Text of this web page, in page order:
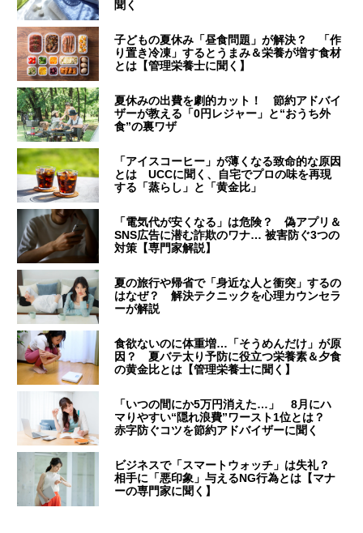
聞く
子どもの夏休み「昼食問題」が解決？ 「作
り置き冷凍」するとうまみ＆栄養が増す食材
とは【管理栄養士に聞く】
夏休みの出費を劇的カット！ 節約アドバイ
ザーが教える「0円レジャー」と“おうち外
食”の裏ワザ
「アイスコーヒー」が薄くなる致命的な原因
とは UCCに聞く、自宅でプロの味を再現
する「蒸らし」と「黄金比」
「電気代が安くなる」は危険？ 偽アプリ＆
SNS広告に潜む詐欺のワナ… 被害防ぐ3つの
対策【専門家解説】
夏の旅行や帰省で「身近な人と衝突」するの
はなぜ？ 解決テクニックを心理カウンセラ
ーが解説
食欲ないのに体重増…「そうめんだけ」が原
因？ 夏バテ太り予防に役立つ栄養素＆夕食
の黄金比とは【管理栄養士に聞く】
「いつの間にか5万円消えた…」 8月にハ
マりやすい“隠れ浪費”ワースト1位とは？
赤字防ぐコツを節約アドバイザーに聞く
ビジネスで「スマートウォッチ」は失礼？
相手に「悪印象」与えるNG行為とは【マナ
ーの専門家に聞く】